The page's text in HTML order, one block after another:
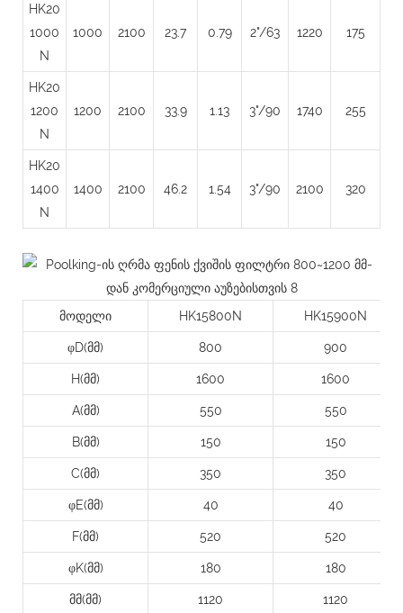
HK20
1000
N
1000 2100 23.7 0.79 2"/63 1220 175
HK20
1200
N
1200 2100 33.9 1.13 3"/90 1740 255
HK20
1400
N
1400 2100 46.2 1.54 3"/90 2100 320
მოდელი HK15800N HK15900N
φD(მმ) 800 900
H(მმ) 1600 1600
A(მმ) 550 550
B(მმ) 150 150
C(მმ) 350 350
φE(მმ) 40 40
F(მმ) 520 520
φK(მმ) 180 180
მმ(მმ) 1120 1120